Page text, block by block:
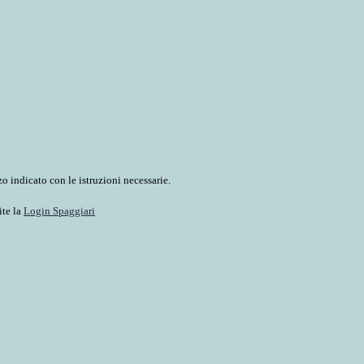
indicato con le istruzioni necessarie.
la Login Spaggiari